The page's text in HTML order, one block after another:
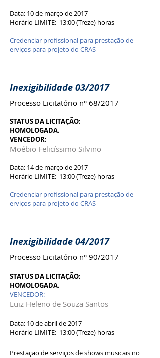
Data: 10 de março de 2017
Horário LIMITE: 13:00 (Treze) horas
Credenciar profissional para prestação de
erviços para projeto do CRAS
Inexigibilidade 03/2017
Processo Licitatório n° 68/2017
STATUS DA LICITAÇÃO:
HOMOLOGADA.
VENCEDOR:
Moébio Felicíssimo Silvino
Data: 14 de março de 2017
Horário LIMITE: 13:00 (Treze) horas
Credenciar profissional para prestação de
erviços para projeto do CRAS
Inexigibilidade 04/2017
Processo Licitatório n° 90/2017
STATUS DA LICITAÇÃO:
HOMOLOGADA.
VENCEDOR:
Luiz Heleno de Souza Santos
Data: 10 de abril de 2017
Horário LIMITE: 13:00 (Treze) horas
Prestação de serviços de shows musicais no